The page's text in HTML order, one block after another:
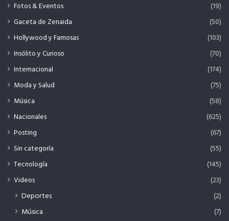
Fotos & Eventos
(19)
Gaceta de Zenaida
(50)
Hollywood y Famosas
(103)
Insólito y Curioso
(70)
Internacional
(174)
Moda y Salud
(75)
Música
(58)
Nacionales
(625)
Posting
(67)
Sin categoría
(55)
Tecnología
(145)
Videos
(23)
Deportes
(2)
Música
(7)